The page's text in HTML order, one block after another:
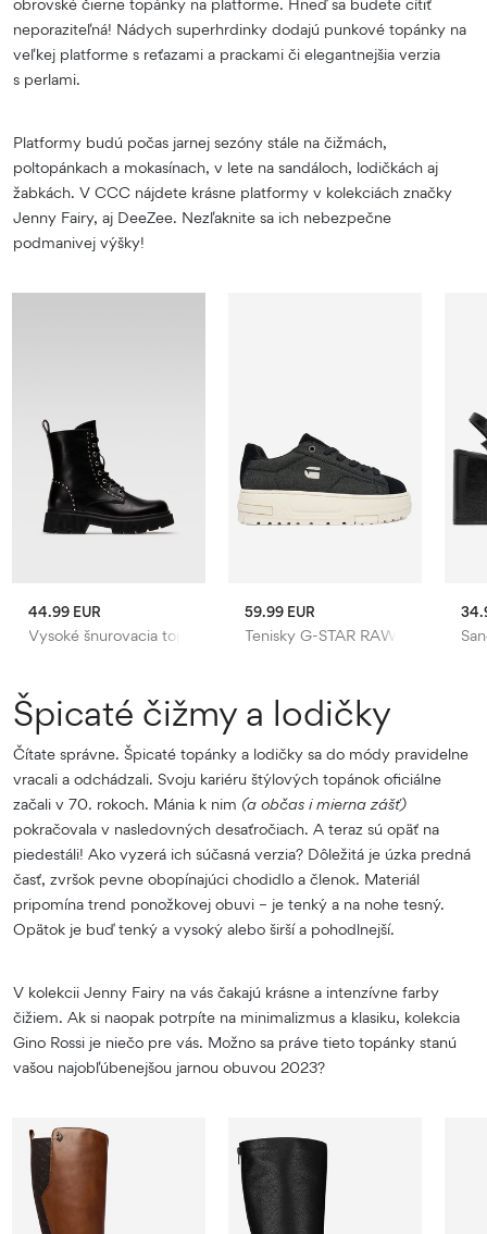
neporaziteľná! Nádych superhrdinky dodajú punkové topánky na
veľkej platforme s reťazami a prackami či elegantnejšia verzia
s perlami.
Platformy budú počas jarnej sezóny stále na čižmách,
poltopánkach a mokasínach, v lete na sandáloch, lodičkách aj
žabkách. V CCC nájdete krásne platformy v kolekciách značky
Jenny Fairy, aj DeeZee. Nezľaknite sa ich nebezpečne
podmanivej výšky!
Vysoké šnurovacia topánky DeeZee
44.99 EUR
Tenisky G-STAR RAW
59.99 EUR
Špicaté čižmy a lodičky
Čítate správne. Špicaté topánky a lodičky sa do módy pravidelne
vracali a odchádzali. Svoju kariéru štýlových topánok oficiálne
začali v 70. rokoch. Mánia k nim (a občas i mierna zášť)
pokračovala v nasledovných desaťročiach. A teraz sú opäť na
piedestáli! Ako vyzerá ich súčasná verzia? Dôležitá je úzka predná
časť, zvršok pevne obopínajúci chodidlo a členok. Materiál
pripomína trend ponožkovej obuvi – je tenký a na nohe tesný.
Opätok je buď tenký a vysoký alebo širší a pohodlnejší.
V kolekcii Jenny Fairy na vás čakajú krásne a intenzívne farby
čižiem. Ak si naopak potrpíte na minimalizmus a klasiku, kolekcia
Gino Rossi je niečo pre vás. Možno sa práve tieto topánky stanú
vašou najobľúbenejšou jarnou obuvou 2023?